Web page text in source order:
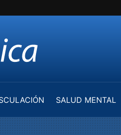
SALUD MENTAL